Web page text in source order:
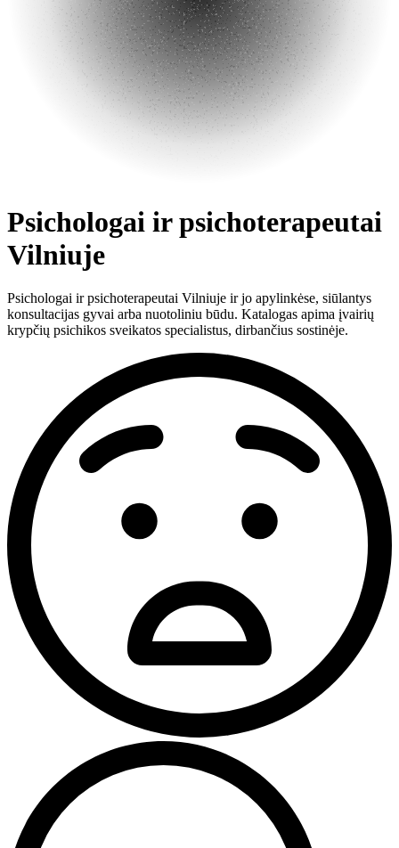
Psichologai ir psichoterapeutai
Vilniuje
Psichologai ir psichoterapeutai Vilniuje ir jo apylinkėse, siūlantys
konsultacijas gyvai arba nuotoliniu būdu. Katalogas apima įvairių
krypčių psichikos sveikatos specialistus, dirbančius sostinėje.